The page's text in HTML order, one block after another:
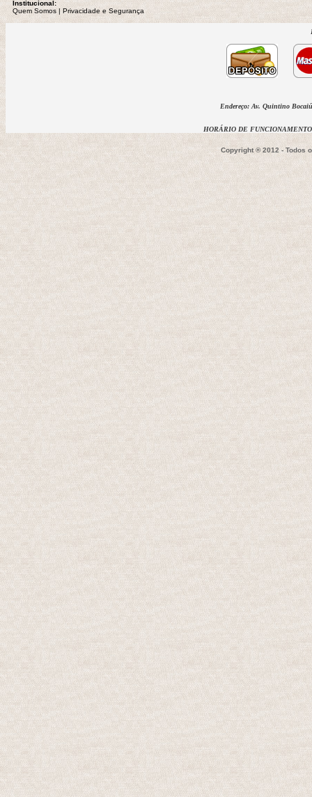
Institucional:
Quem Somos | Privacidade e Segurança
Endereço: Av. Quintino
HORÁRIO DE
Copyright ® 2012 - Todos